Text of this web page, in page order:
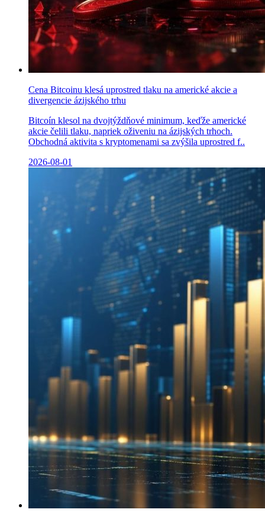
Cena Bitcoinu klesá uprostred tlaku na americké akcie a
divergencie ázijského trhu
Bitcoín klesol na dvojtýždňové minimum, keďže americké
akcie čelili tlaku, napriek oživeniu na ázijských trhoch.
Obchodná aktivita s kryptomenami sa zvýšila uprostred f..
2026-08-01